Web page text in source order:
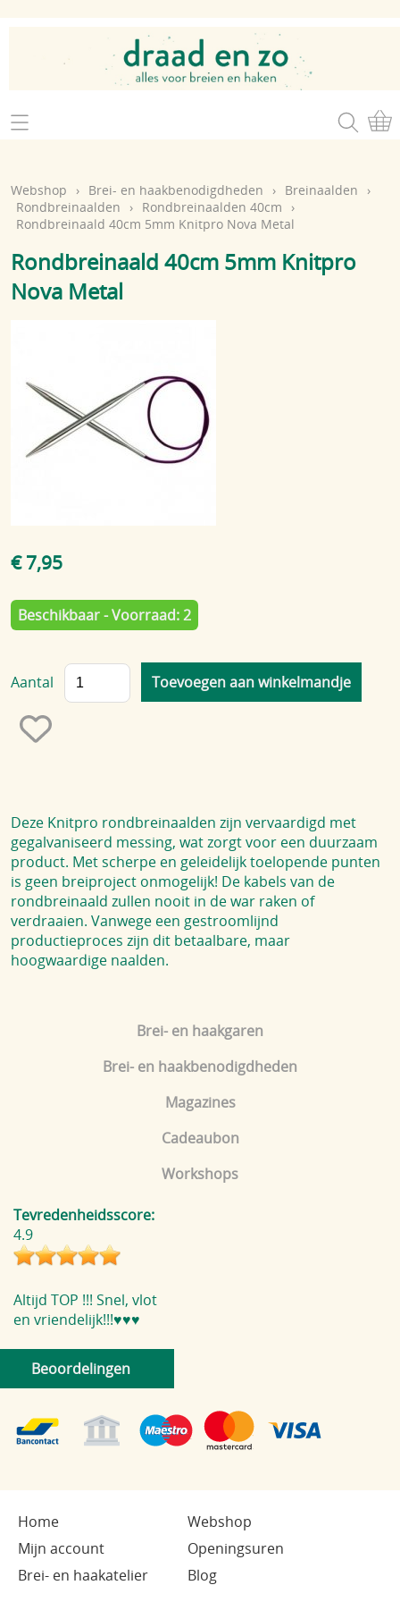
Home
Brei- en haakgaren
Mijn account
Openingsuren
Brei- en haakatelier
Contact
Brei- en haakgaren
Brei- en haakbenodigdheden
Magazines
Cadeaubon
Workshops
Tevredenheidsscore:
4.9
Altijd TOP !!! Snel, vlot
en vriendelijk!!!♥️♥️♥️
Beoordelingen
Webshop › Brei- en haakbenodigdheden › Breinaalden
›
Rondbreinaalden
› Rondbreinaalden 40cm
›
Rondbreinaald 40cm 5mm Knitpro Nova Metal
Rondbreinaald 40cm 5mm Knitpro
Nova Metal
€ 7,95
Beschikbaar - Voorraad: 2
Aantal
Deze Knitpro rondbreinaalden zijn vervaardigd met
gegalvaniseerd messing, wat zorgt voor een duurzaam
product. Met scherpe en geleidelijk toelopende punten
is geen breiproject onmogelijk! De kabels van de
rondbreinaald zullen nooit in de war raken of
verdraaien. Vanwege een gestroomlijnd
productieproces zijn dit betaalbare, maar
hoogwaardige naalden.
Home
Webshop
Mijn account
Openingsuren
Brei- en haakatelier
Blog